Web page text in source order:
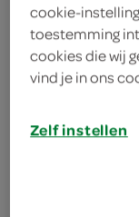
1 blik mandarijn
cookie-
toestemming
cookies die wij
vind je in ons
Zelf instellen